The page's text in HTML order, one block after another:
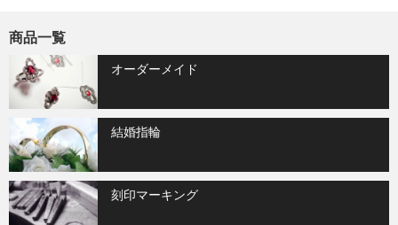
商品一覧
オーダーメイド
結婚指輪
刻印マーキング